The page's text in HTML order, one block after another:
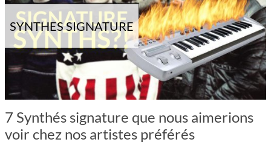
SYNTHES SIGNATURE
7 Synthés signature que nous aimerions
voir chez nos artistes préférés